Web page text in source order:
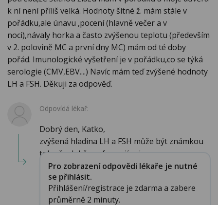
k ní není příliš velká. Hodnoty šítné ž. mám stále v
pořádku,ale únavu ,pocení (hlavně večer a v
noci),návaly horka a často zvýšenou teplotu (především
v 2. polovině MC a první dny MC) mám od té doby
pořád. Imunologické vyšetření je v pořádku,co se týká
serologie (CMV,EBV....) Navíc mám teď zvýšené hodnoty
LH a FSH. Děkuji za odpověď.
Odpovídá lékař:
Dobrý den, Katko,
zvýšená hladina LH a FSH může být známkou
toho,že dobře nefungují vaj...
Pro zobrazení odpovědi lékaře je nutné
se přihlásit.
Přihlášení/registrace je zdarma a zabere
průměrně 2 minuty.